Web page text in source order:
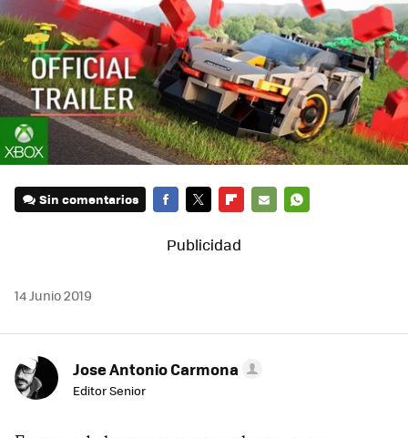
Sin comentarios
14 Junio 2019
Jose Antonio Carmona
Editor Senior